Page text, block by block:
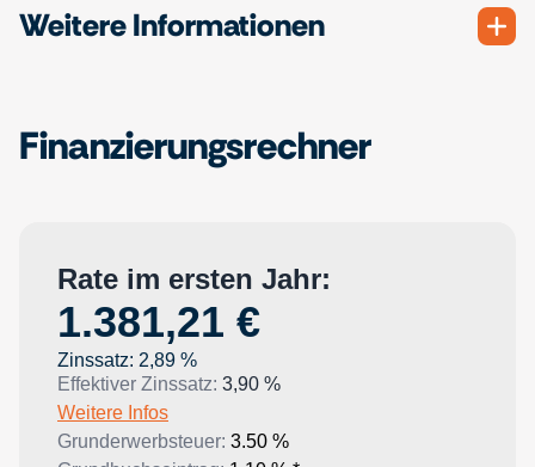
Weitere Informationen
Finanzierungsrechner